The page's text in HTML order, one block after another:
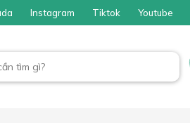
Instagram Tiktok Youtube